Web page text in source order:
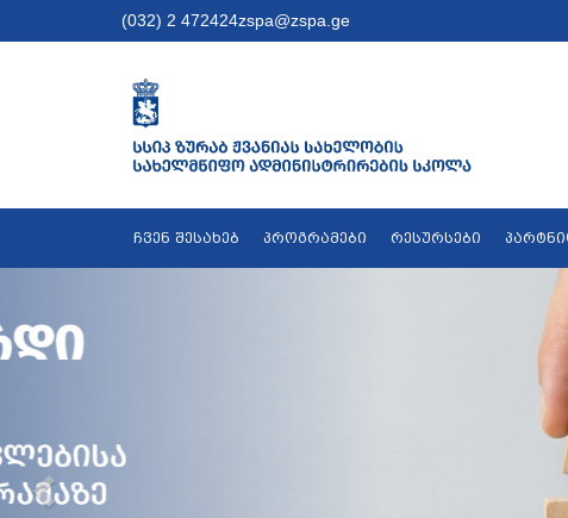
(032) 2 472424zspa@zspa.ge
ჩვენ შესახებ პროგრამები რესურსები